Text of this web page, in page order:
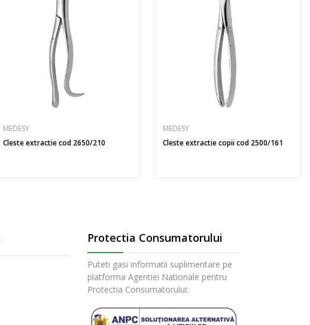
MEDESY
Cleste extractie cod 2650/210
MEDESY
Cleste extractie copii cod 2500/161
Protectia Consumatorului
Puteti gasi informatii suplimentare pe
platforma Agentiei Nationale pentru
Protectia Consumatorului: